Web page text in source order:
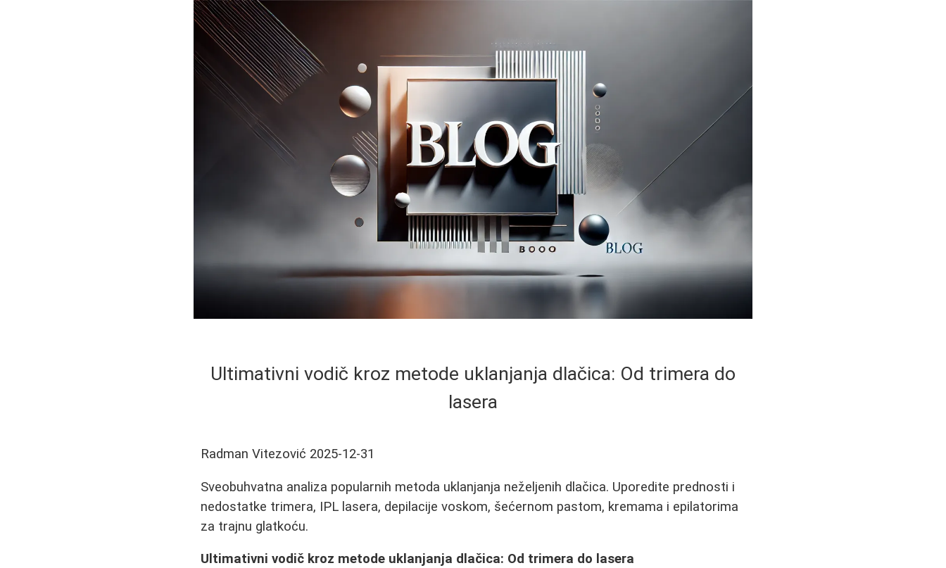
Ultimativni vodič kroz metode uklanjanja dlačica: Od trimera do
lasera
Radman Vitezović 2025-12-31
Sveobuhvatna analiza popularnih metoda uklanjanja neželjenih dlačica. Uporedite prednosti i
nedostatke trimera, IPL lasera, depilacije voskom, šećernom pastom, kremama i epilatorima
za trajnu glatkoću.
Ultimativni vodič kroz metode uklanjanja dlačica: Od trimera do lasera